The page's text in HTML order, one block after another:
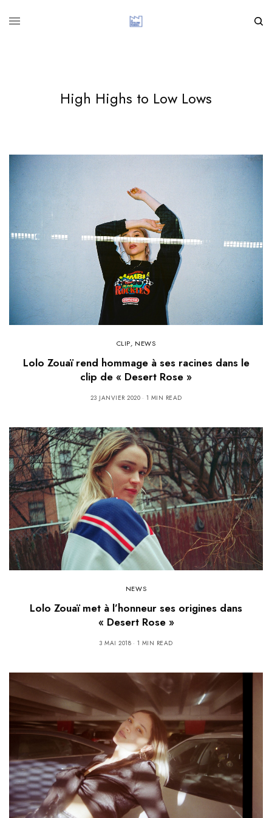
High Highs to Low Lows
CLIP, NEWS
Lolo Zouaï rend hommage à ses racines dans le
clip de « Desert Rose »
23 JANVIER 2020 1 MIN READ
NEWS
Lolo Zouaï met à l’honneur ses origines dans
« Desert Rose »
3 MAI 2018 1 MIN READ